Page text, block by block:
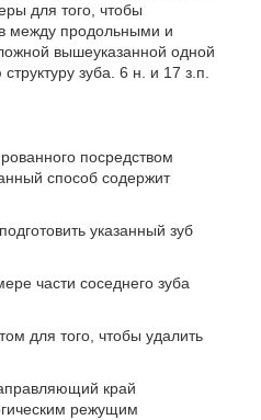
для того, чтобы
между продольными и
вышеуказанной одной
зуба. 6 н. и 17 з.п.
посредством
способ содержит
указанный зуб
части соседнего зуба
для того, чтобы удалить
край
режущим